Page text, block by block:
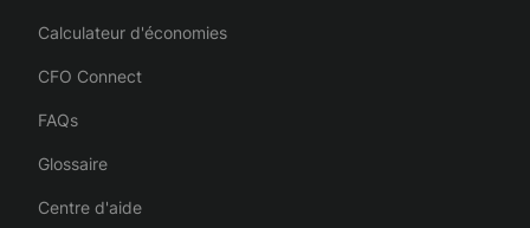
Calculateur d'économies
CFO Connect
FAQs
Glossaire
Centre d'aide